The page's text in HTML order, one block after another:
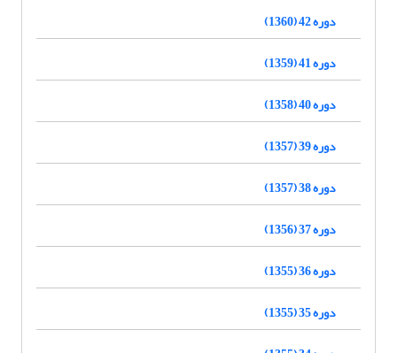
دوره 42 (1360)
دوره 41 (1359)
دوره 40 (1358)
دوره 39 (1357)
دوره 38 (1357)
دوره 37 (1356)
دوره 36 (1355)
دوره 35 (1355)